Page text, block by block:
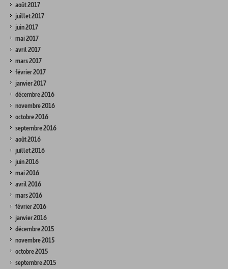
août 2017
juillet 2017
juin 2017
mai 2017
avril 2017
mars 2017
février 2017
janvier 2017
décembre 2016
novembre 2016
octobre 2016
septembre 2016
août 2016
juillet 2016
juin 2016
mai 2016
avril 2016
mars 2016
février 2016
janvier 2016
décembre 2015
novembre 2015
octobre 2015
septembre 2015